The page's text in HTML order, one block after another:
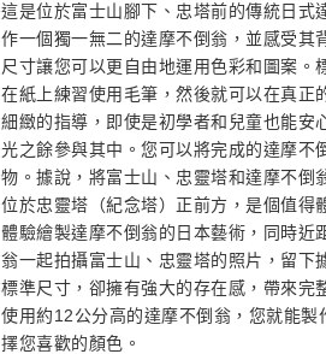
這是位於富士山腳下、忠塔前的傳統日式
作一個獨一無二的達摩不倒翁，並感受其
尺寸讓您可以更自由地運用色彩和圖案
在紙上練習使用毛筆，然後就可以在真正
細緻的指導，即使是初學者和兒童也能安
光之餘參與其中。您可以將完成的達摩不
物。據說，將富士山、忠靈塔和達摩不倒
位於忠靈塔（紀念塔）正前方，是個值得
體驗繪製達摩不倒翁的日本藝術，同時近
翁一起拍攝富士山、忠靈塔的照片，留下
標準尺寸，卻擁有強大的存在感，帶來完
使用約12公分高的達摩不倒翁，您就能
擇您喜歡的顏色。